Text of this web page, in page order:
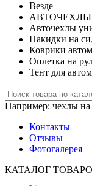
Везде
АВТОЧЕХЛЫ
Авточехлы
Накидки на
Коврики
Оплетка на
Тент для
Например: чехлы
Контакты
Отзывы
Фотогалерея
КАТАЛОГ